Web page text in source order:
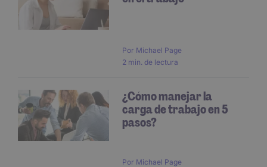
Por Michael Page
2 min. de lectura
¿Cómo manejar la
carga de trabajo en 5
pasos?
Por Michael Page